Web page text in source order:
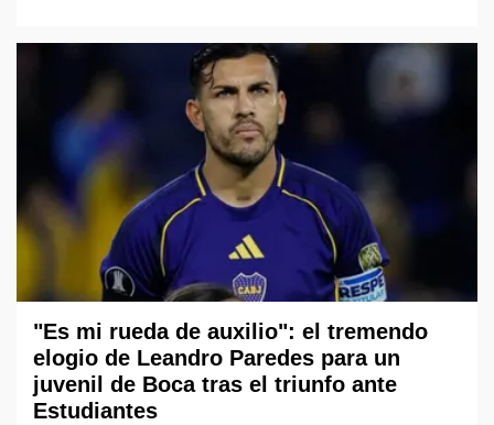
"Es mi rueda de auxilio": el tremendo
elogio de Leandro Paredes para un
juvenil de Boca tras el triunfo ante
Estudiantes